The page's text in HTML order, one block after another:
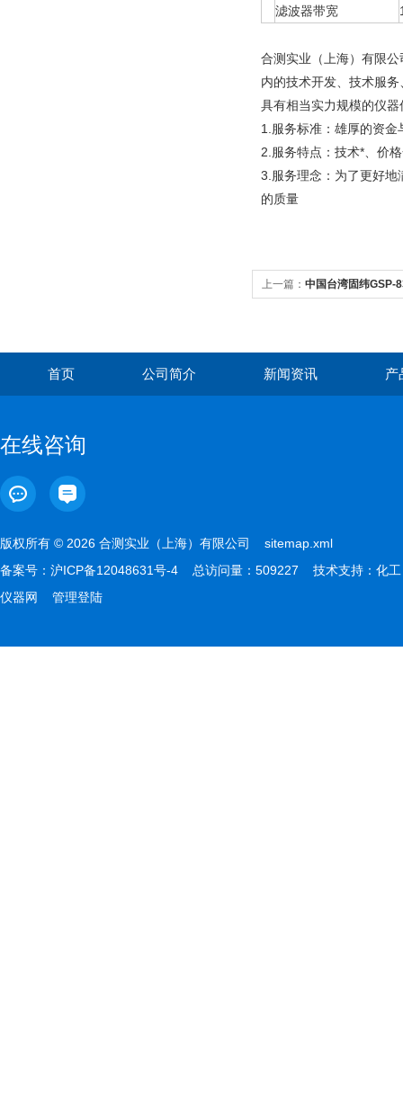
滤波器带宽
合测实业（上海）有限
内的技术开发、技术服
具有相当实力规模的仪
1.服务标准：雄厚的资
2.服务特点：技术*、价
3.服务理念：为了更好地
的质量
上一篇： 中国台湾固纬GSP-
首页 公司简介 新闻资讯 产
在线咨询
版权所有 © 2026 合测实业（上海）有限公司 sitemap.xml
备案号： 沪ICP备12048631号-4 总访问量：509227 技术支持： 化工
仪器网
管理登陆